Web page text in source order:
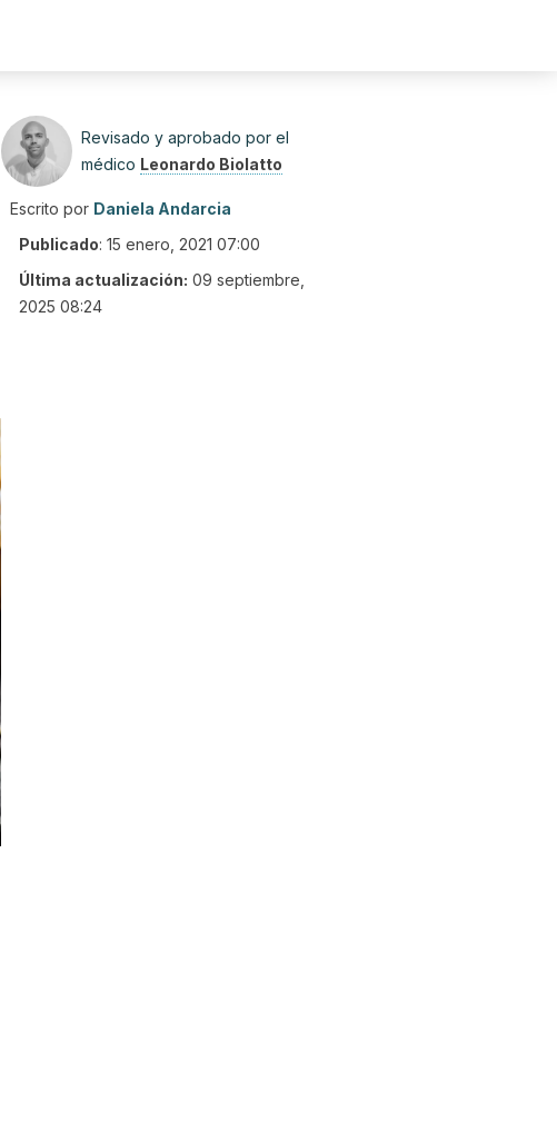
Revisado y aprobado por el
médico Leonardo Biolatto
Escrito por Daniela Andarcia
Publicado: 15 enero, 2021 07:00
Última actualización: 09 septiembre,
2025 08:24